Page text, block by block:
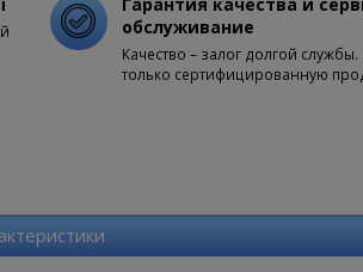
обслуживание
Качество – залог долгой службы.
только сертифицированную